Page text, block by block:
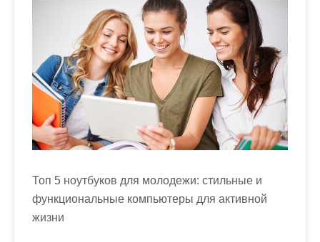
Топ 5 ноутбуков для молодежи: стильные и
функциональные компьютеры для активной
жизни